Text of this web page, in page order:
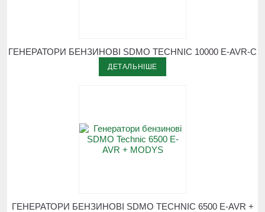
ГЕНЕРАТОРИ БЕНЗИНОВІ SDMO TECHNIC 10000 E-AVR-С
ДЕТАЛЬНІШЕ
ГЕНЕРАТОРИ БЕНЗИНОВІ SDMO TECHNIC 6500 E-AVR +